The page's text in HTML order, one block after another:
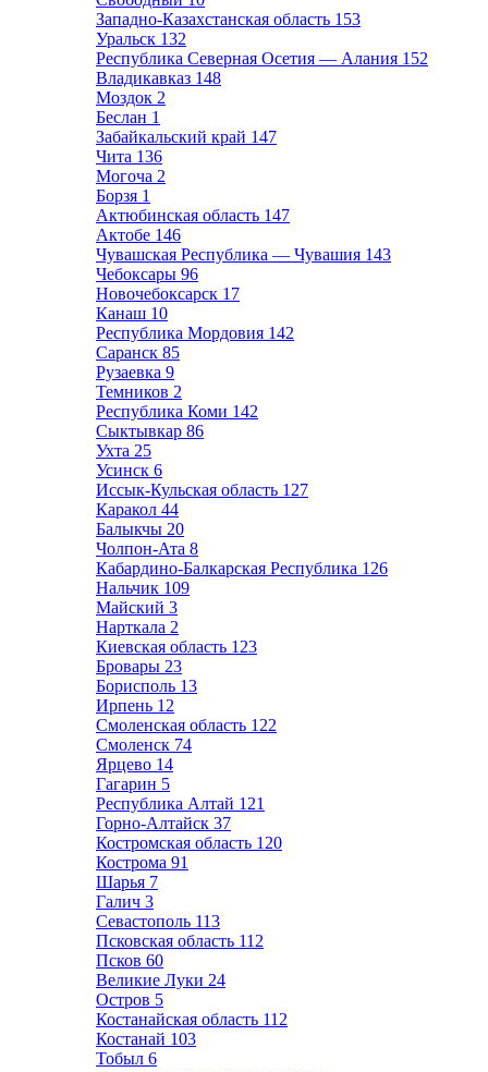
Западно-Казахстанская область 153
Уральск 132
Республика Северная Осетия — Алания 152
Владикавказ 148
Моздок 2
Беслан 1
Забайкальский край 147
Чита 136
Могоча 2
Борзя 1
Актюбинская область 147
Актобе 146
Чувашская Республика — Чувашия 143
Чебоксары 96
Новочебоксарск 17
Канаш 10
Республика Мордовия 142
Саранск 85
Рузаевка 9
Темников 2
Республика Коми 142
Сыктывкар 86
Ухта 25
Усинск 6
Иссык-Кульская область 127
Каракол 44
Балыкчы 20
Чолпон-Ата 8
Кабардино-Балкарская Республика 126
Нальчик 109
Майский 3
Нарткала 2
Киевская область 123
Бровары 23
Борисполь 13
Ирпень 12
Смоленская область 122
Смоленск 74
Ярцево 14
Гагарин 5
Республика Алтай 121
Горно-Алтайск 37
Костромская область 120
Кострома 91
Шарья 7
Галич 3
Севастополь 113
Псковская область 112
Псков 60
Великие Луки 24
Остров 5
Костанайская область 112
Костанай 103
Тобыл 6